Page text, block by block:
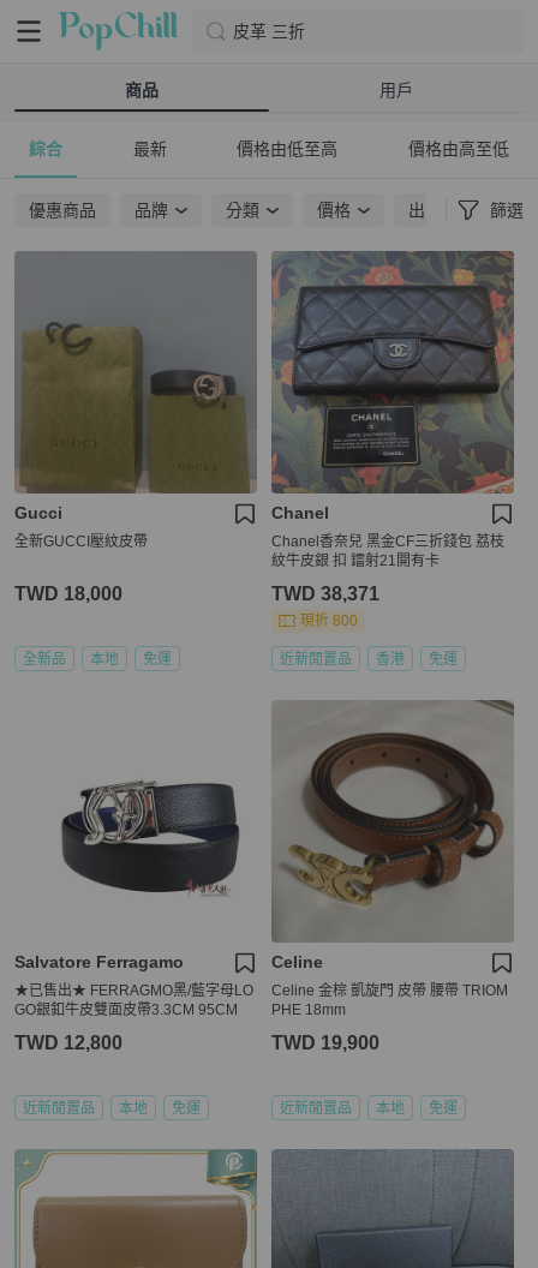
皮革 三折
商品 用戶
綜合 最新 價格由低至高 價格由高至低
優惠商品 品牌 分類 價格 出貨地點 篩選
Gucci
全新GUCCI壓紋皮帶
TWD 18,000
全新品 本地 免運
Chanel
Chanel香奈兒 黑金CF三折錢包 荔枝
紋牛皮銀 扣 鐳射21開有卡
TWD 38,371
現折 800
近新閒置品 香港 免運
Salvatore Ferragamo
★已售出★ FERRAGMO黑/藍字母LO
GO銀釦牛皮雙面皮帶3.3CM 95CM
TWD 12,800
近新閒置品 本地 免運
Celine
Celine 金棕 凱旋門 皮帶 腰帶 TRIOM
PHE 18mm
TWD 19,900
近新閒置品 本地 免運